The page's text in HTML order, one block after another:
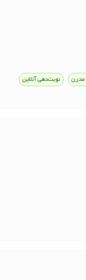
مدرن نوبت‌دهی آنلاین